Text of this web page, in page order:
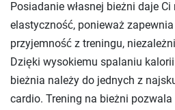
Posiadanie własnej bieżni daje
elastyczność, ponieważ
przyjemność z treningu,
Dzięki wysokiemu spalaniu
bieżnia należy do jednych z
cardio. Trening na bieżni